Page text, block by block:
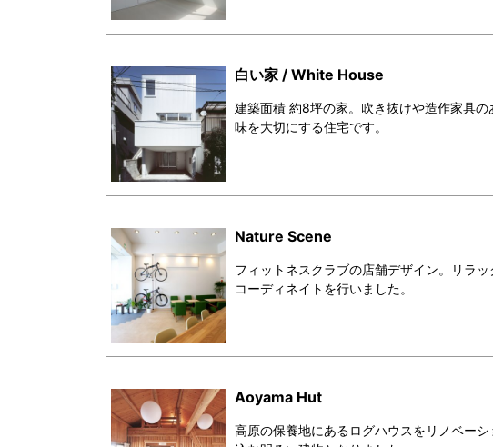
白い家 / White House
建築面積 約8坪の家。吹き抜けや造作家具
味を大切にする住宅です。
Nature Scene
フィットネスクラブの店舗デザイン。リラ
コーディネイトを行いました。
Aoyama Hut
高原の保養地にあるログハウスをリノベー